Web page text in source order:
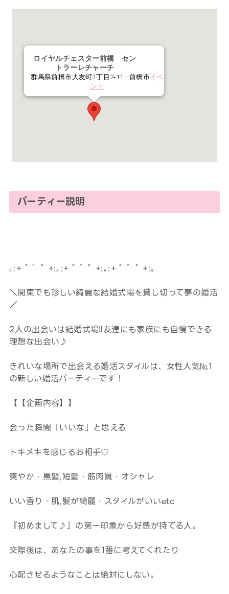
ロイヤルチェスター前橋 セン
トラーレチャーチ
群馬県前橋市大友町1丁目2‐11 - 前橋市イベ
ント
パーティー説明
｡:+ ﾟ ゜ﾟ +:｡:+ ﾟ ゜ﾟ +:｡:+ ﾟ ゜ﾟ +:｡
＼関東でも珍しい綺麗な結婚式場を貸し切って夢の婚活
／
2人の出会いは結婚式場‼友達にも家族にも自慢できる
理想な出会い♪
きれいな場所で出会える婚活スタイルは、女性人気№1
の新しい婚活パーティーです！
【【企画内容】】
会った瞬間「いいな」と思える
トキメキを感じるお相手♡
爽やか・黒髪,短髪・筋肉質・オシャレ
いい香り・肌,髪が綺麗・スタイルがいいetc
『初めまして♪』の第一印象から好感が持てる人。
交際後は、あなたの事を1番に考えてくれたり
心配させるようなことは絶対にしない。